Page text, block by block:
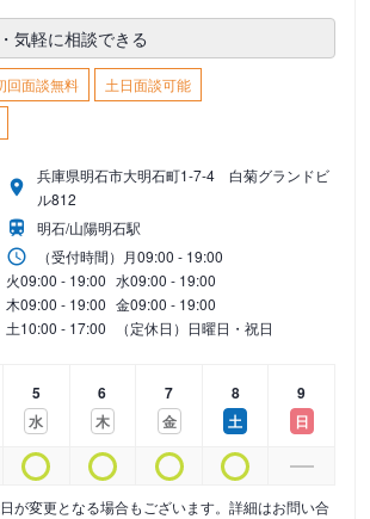
気軽に相談できる
回面談無料
土日面談可能
兵庫県明石市大明石町1-7-4 白菊グランドビ
ル812
明石/山陽明石駅
（受付時間） 月09:00 - 19:00
火09:00 - 19:00 水09:00 - 19:00
木09:00 - 19:00 金09:00 - 19:00
土10:00 - 17:00 （定休日）日曜日・祝日
5
水
6
木
7
金
8
土
9
日
が変更となる場合もございます。詳細はお問い合